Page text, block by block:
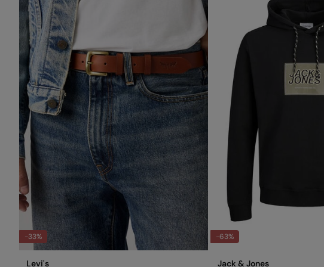
-33%
Levi's
-63%
Jack & Jones